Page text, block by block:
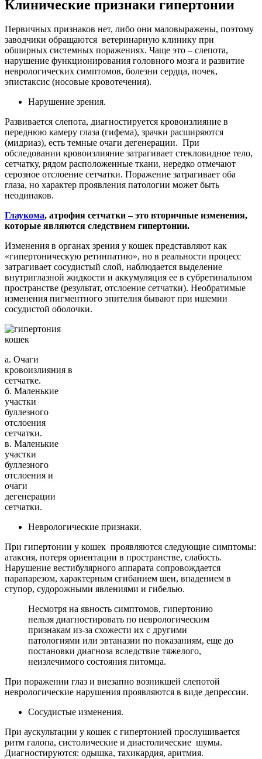
Клинические признаки гипертонии
Первичных признаков нет, либо они маловыражены, поэтому
заводчики обращаются ветеринарную клинику при
обширных системных поражениях. Чаще это – слепота,
нарушение функционирования головного мозга и развитие
неврологических симптомов, болезни сердца, почек,
эпистаксис (носовые кровотечения).
Нарушение зрения.
Развивается слепота, диагностируется кровоизлияние в
переднюю камеру глаза (гифема), зрачки расширяются
(мидриаз), есть темные очаги дегенерации. При
обследовании кровоизлияние затрагивает стекловидное тело,
сетчатку, рядом расположенные ткани, нередко отмечают
серозное отслоение сетчатки. Поражение затрагивает оба
глаза, но характер проявления патологии может быть
неодинаков.
Глаукома, атрофия сетчатки – это вторичные изменения,
которые являются следствием гипертонии.
Изменения в органах зрения у кошек представляют как
«гипертоническую ретинпатию», но в реальности процесс
затрагивает сосудистый слой, наблюдается выделение
внутриглазной жидкости и аккумуляция ее в субретинальном
пространстве (результат, отслоение сетчатки). Необратимые
изменения пигментного эпителия бывают при ишемии
сосудистой оболочки.
а. Очаги
кровоизлияния в
сетчатке.
б. Маленькие
участки
буллезного
отслоения
сетчатки.
в. Маленькие
участки
буллезного
отслоения и
очаги
дегенерации
сетчатки.
Неврологические признаки.
При гипертонии у кошек проявляются следующие симптомы:
атаксия, потеря ориентации в пространстве, слабость.
Нарушение вестибулярного аппарата сопровождается
парапарезом, характерным сгибанием шеи, впадением в
ступор, судорожными явлениями и гибелью.
Несмотря на явность симптомов, гипертонию
нельзя диагностировать по неврологическим
признакам из-за схожести их с другими
патологиями или эвтаназии по показаниям, еще до
постановки диагноза вследствие тяжелого,
неизлечимого состояния питомца.
При поражении глаз и внезапно возникшей слепотой
неврологические нарушения проявляются в виде депрессии.
Сосудистые изменения.
При аускультации у кошек с гипертонией прослушивается
ритм галопа, систолические и диастолические шумы.
Диагностируются: одышка, тахикардия, аритмия.